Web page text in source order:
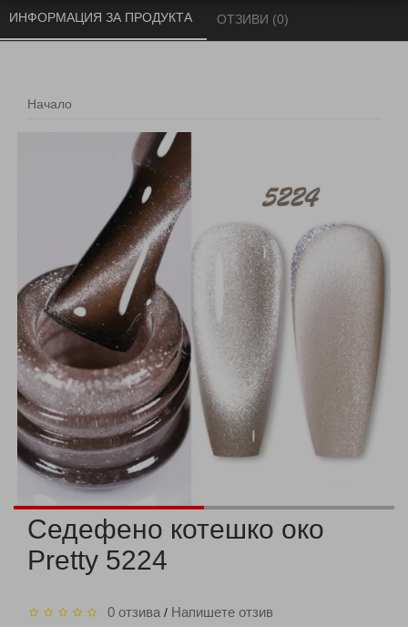
Начало
ИНФОРМАЦИЯ ЗА ПРОДУКТА ОТЗИВИ (0)
Седефено котешко око
Pretty 5224
0 отзива / Напишете отзив